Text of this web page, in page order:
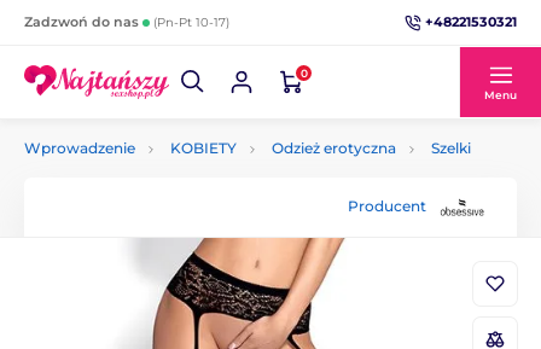
Zadzwoń do nas (Pn-Pt 10-17) +48221530321
0
Menu
Wprowadzenie KOBIETY Odzież erotyczna Szelki
Producent